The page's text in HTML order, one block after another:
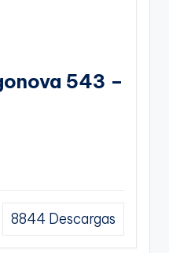
543 –
8844 Descargas